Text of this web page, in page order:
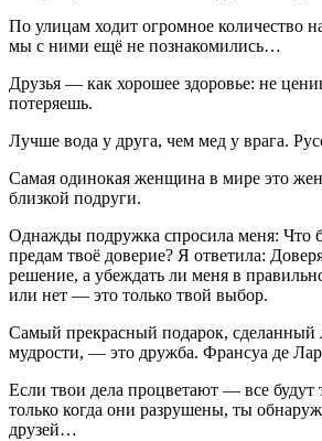
По улицам ходит огромное количество
мы с ними ещё не познакомились…
Друзья — как хорошее здоровье: не
потеряешь.
Лучше вода у друга, чем мед у врага.
Самая одинокая женщина в мире это
близкой подруги.
Однажды подружка спросила меня: Что
предам твоё доверие? Я ответила:
решение, а убеждать ли меня в
или нет — это только твой выбор.
Самый прекрасный подарок, сделанный
мудрости, — это дружба. Франсуа де
Если твои дела процветают — все будут
только когда они разрушены, ты
друзей…